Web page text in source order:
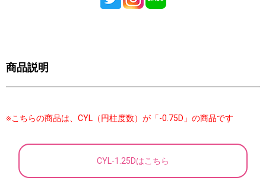
商品説明
※こちらの商品は、CYL（円柱度数）が「-0.75D」の商品です
CYL-1.25Dはこちら